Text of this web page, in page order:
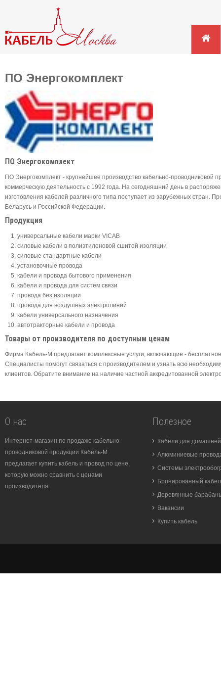
ПО Энергокомплект
ПО Энергокомплект
ПО Энергокомплект - крупнейшее производство кабельно-проводниковой
коммерческую деятельность с 1992 года. На сегодняшний день в
изготовления кабелей различного типа поступает из зарубежных стран.
Беларусь и Российской Федерации.
Продукция
универсальные кабели марки VICAB
силовые кабели в полиэтиленовой сшитой изоляции
силовые стандартные кабели
установочные провода
кабели и провода бытового применения
кабели и провода для систем связи
провода без изоляции
провода для воздушных электролиний
кабели универсального назначения
автотракторные кабели и провода
Товары от производителя по доступным ценам
Фирма Кабель-М предлагает комплексные услуги, включающие -
Специалисты помогут связаться с производителем и узнать всю
клиентов. Обратите внимание на наличие частной аккредитованной
О нас
Интернет-магазин по продаже кабельно-
проводниковой продукции Кабель-М
предлагает купить кабель и провод по цене,
которую можно сравнить с ценами
производителя.
Полезное
Кабели для
Алюминиевые
Системы
Бронированный
Деревянные
Вакансии
Купить кабель